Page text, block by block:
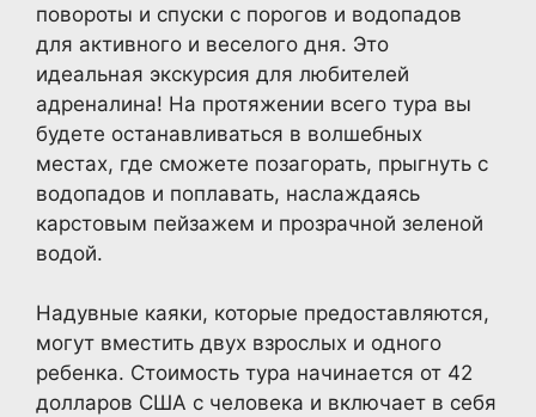
повороты и спуски с порогов и водопадов
для активного и веселого дня. Это
идеальная экскурсия для любителей
адреналина! На протяжении всего тура вы
будете останавливаться в волшебных
местах, где сможете позагорать, прыгнуть с
водопадов и поплавать, наслаждаясь
карстовым пейзажем и прозрачной зеленой
водой.
Надувные каяки, которые предоставляются,
могут вместить двух взрослых и одного
ребенка. Стоимость тура начинается от 42
долларов США с человека и включает в себя